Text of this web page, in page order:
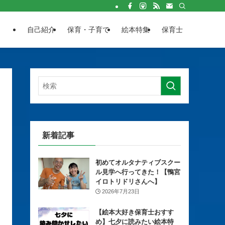
自己紹介 保育・子育て 絵本特集 保育士
新着記事
初めてオルタナティブスクー
ル見学へ行ってきた！【鴨宮
イロトリドリさんへ】
2026年7月23日
【絵本大好き保育士おすす
め】七夕に読みたい絵本特